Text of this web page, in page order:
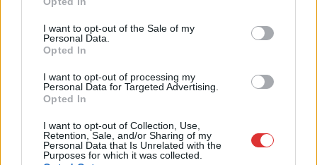
use your data for below specified purposes in below Google
consent section.
I want to opt-out of the Sale of my
Personal Data.
Opted In
I want to opt-out of processing my
Personal Data for Targeted Advertising.
Opted In
I want to opt-out of Collection, Use,
Retention, Sale, and/or Sharing of my
Personal Data that Is Unrelated with the
Purposes for which it was collected.